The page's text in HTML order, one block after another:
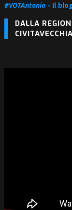
#VOTAntonio- Il
DALLA
CIVITAVECCHIA